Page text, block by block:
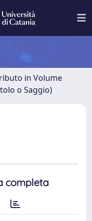
in Volume
o Saggio)
completa